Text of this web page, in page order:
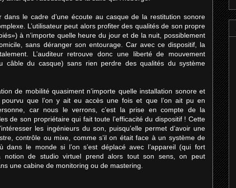
dans le cadre d’une écoute au casque de la restitution sonore
L’utilisateur peut alors profiter des qualités de son propre
à n’importe quelle heure du jour et de la nuit, possiblement
sans déranger son entourage. Car avec ce dispositif, la
L’auditeur retrouve donc une liberté de mouvement
câble du casque) sans rien perdre des qualités du système
de mobilité quasiment n’importe quelle installation sonore et
pourvu que l’on y ait eu accès une fois et que l’on ait pu en
car nous le verrons, c’est la prise en compte de la
de son propriétaire qui fait toute l’efficacité du dispositif ! Cette
les ingénieurs du son, puisqu’elle permet d’avoir une
contrôle ou mixe, comme s’il on était face à un système de
dans le monde si l’on s’est déplacé avec l’appareil (qui fort
notion de studio virtuel prend alors tout son sens, on peut
une cabine de monitoring ou de mastering.